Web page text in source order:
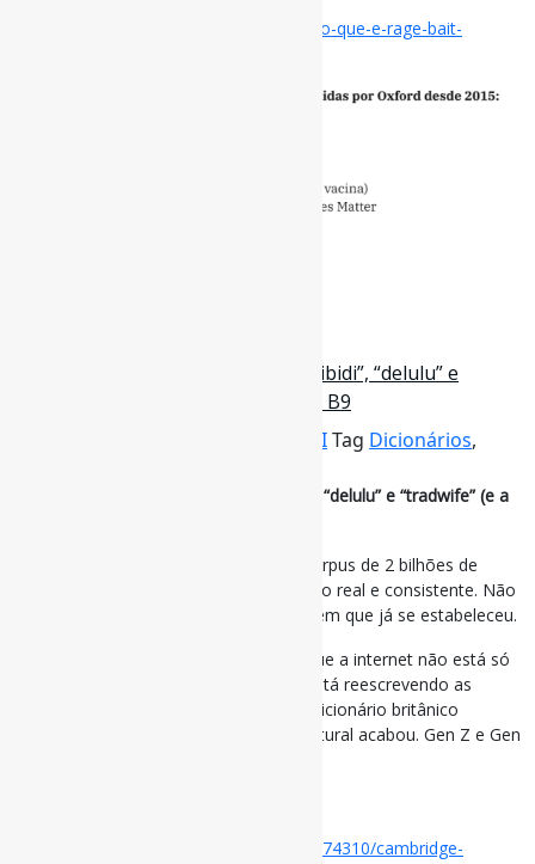
https://exame.com/pop/o-que-e-rage-bait-
Cambridge Dictionary adiciona “skibidi”, “delulu” e
“tradwife” (e a culpa é do TikTok) / B9
Informe-CITag Dicionários,
Cambridge Dictionary adiciona “skibidi”, “delulu” e “tradwife” (e a
A sacada é que o Cambridge usa um corpus de 2 bilhões de
palavras para identificar termos com uso real e consistente. Não
é modinha de uma semana – é linguagem que já se estabeleceu.
A real? É o reconhecimento oficial de que a internet não está só
mudando como nos comunicamos – está reescrevendo as
regras do próprio idioma. Quando um dicionário britânico
centenário aceita “skibidi”, a batalha cultural acabou. Gen Z e Gen
https://www.b9.com.br/174310/cambridge-